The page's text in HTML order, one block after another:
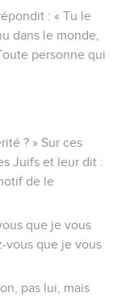
: « Tu le
dans le monde,
personne qui
? » Sur ces
Juifs et leur dit :
de le
que je vous
vous que je vous
pas lui, mais